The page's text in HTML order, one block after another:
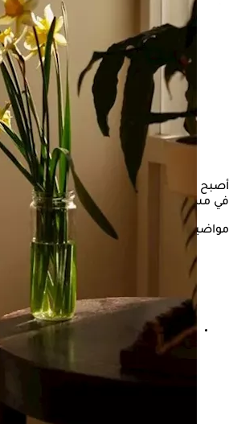
أصبح تفقد الهاتف المحمول فور
في مستويات
المرتبط بالمكافأة
مواضيع ذات صلة
إدمان الآباء لـ الهواتف ينعكس